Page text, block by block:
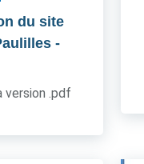
du site
-
version .pdf